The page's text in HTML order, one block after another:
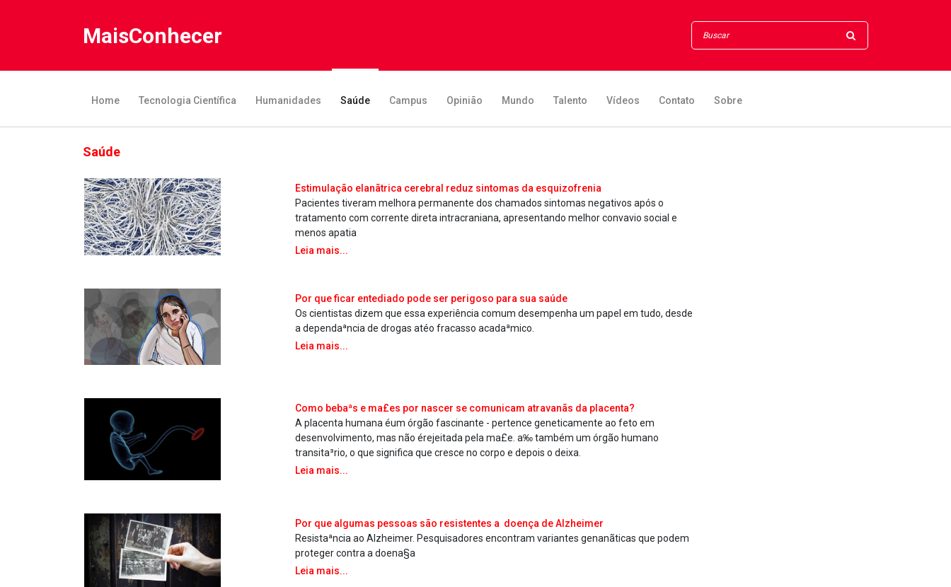
MaisConhecer
Home Tecnologia Científica Humanidades Saúde Campus Opinião Mundo Talento Vídeos Contato Sobre
Saúde
Estimulação elanãtrica cerebral reduz sintomas da esquizofrenia
Pacientes tiveram melhora permanente dos chamados sintomas negativos após o
tratamento com corrente direta intracraniana, apresentando melhor conva­vio social e
menos apatia
Leia mais...
Por que ficar entediado pode ser perigoso para sua saúde
Os cientistas dizem que essa experiência comum desempenha um papel em tudo, desde
a dependaªncia de drogas atéo fracasso acadaªmico.
Leia mais...
Como bebaªs e ma£es por nascer se comunicam atravanãs da placenta?
A placenta humana éum órgão fascinante - pertence geneticamente ao feto em
desenvolvimento, mas não érejeitada pela ma£e. a‰ também um órgão humano
transita³rio, o que significa que cresce no corpo e depois o deixa.
Leia mais...
Por que algumas pessoas são resistentes a doença de Alzheimer
Resistaªncia ao Alzheimer. Pesquisadores encontram variantes genanãticas que podem
proteger contra a doena§a
Leia mais...